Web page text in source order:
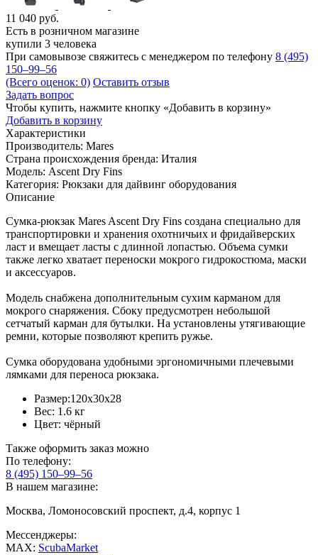
11 040 руб.
Есть в розничном магазине
купили 3 человека
При самовывозе свяжитесь с менеджером по телефону 8 (495)
150–99–56
(Всего оценок: 0) Оставить отзыв
Задать вопрос
Чтобы купить, нажмите кнопку «Добавить в корзину»
Добавить в корзину
Характеристики
Производитель: Mares
Страна происхождения бренда: Италия
Модель: Ascent Dry Fins
Категория: Рюкзаки для дайвинг оборудования
Описание
Сумка-рюкзак Mares Ascent Dry Fins создана специально для
транспортировки и хранения охотничьих и фридайверских
ласт и вмещает ласты с длинной лопастью. Объема сумки
также легко хватает переноски мокрого гидрокостюма, маски
и аксессуаров.
Модель снабжена дополнительным сухим карманом для
мокрого снаряжения. Сбоку предусмотрен небольшой
сетчатый карман для бутылки. На установлены утягивающие
ремни, которые позволяют крепить ружье.
Сумка оборудована удобными эргономичными плечевыми
лямками для переноса рюкзака.
Размер:120х30х28
Вес: 1.6 кг
Цвет: чёрный
Также оформить заказ можно
По телефону:
8 (495) 150–99–56
В нашем магазине:
Москва, Ломоносовский проспект, д.4, корпус 1
Мессенджеры:
MAX: ScubaMarket